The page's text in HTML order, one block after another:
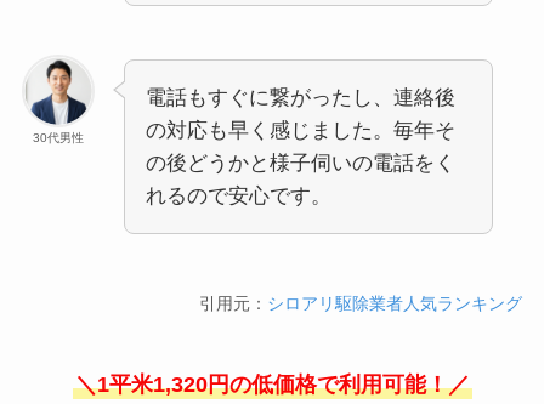
30代男性
電話もすぐに繋がったし、連絡後
の対応も早く感じました。毎年そ
の後どうかと様子伺いの電話をく
れるので安心です。
引用元： シロアリ駆除業者人気ランキング
＼1平米1,320円の低価格で利用可能！／